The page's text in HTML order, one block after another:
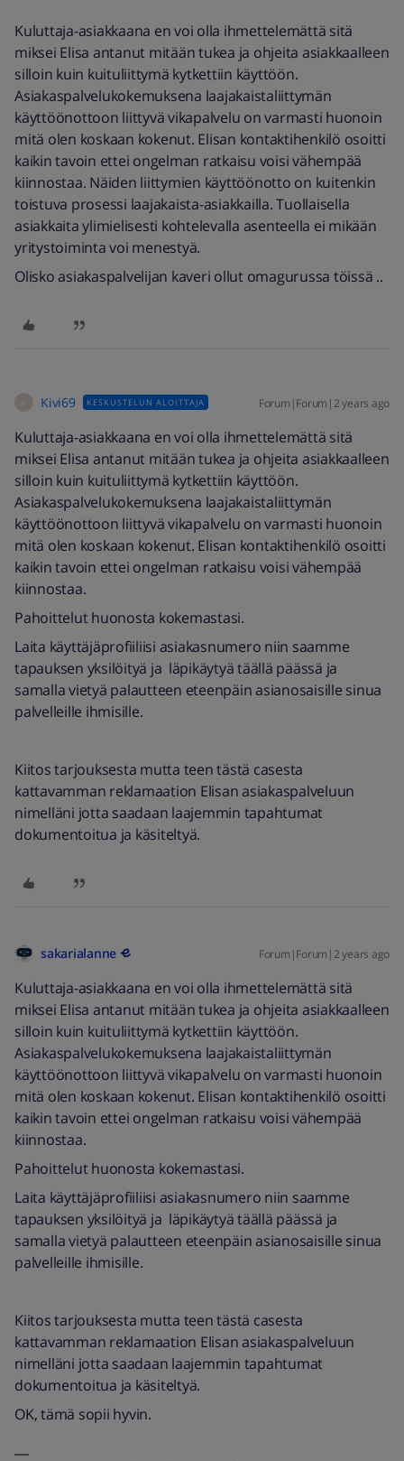
Kuluttaja-asiakkaana en voi olla ihmettelemättä sitä
miksei Elisa antanut mitään tukea ja ohjeita asiakkaalleen
silloin kuin kuituliittymä kytkettiin käyttöön.
Asiakaspalvelukokemuksena laajakaistaliittymän
käyttöönottoon liittyvä vikapalvelu on varmasti huonoin
mitä olen koskaan kokenut. Elisan kontaktihenkilö osoitti
kaikin tavoin ettei ongelman ratkaisu voisi vähempää
kiinnostaa. Näiden liittymien käyttöönotto on kuitenkin
toistuva prosessi laajakaista-asiakkailla. Tuollaisella
asiakkaita ylimielisesti kohtelevalla asenteella ei mikään
yritystoiminta voi menestyä.
Olisko asiakaspalvelijan kaveri ollut omagurussa töissä ..
Kivi69 KESKUSTELUN ALOITTAJA Forum|Forum|2 years ago
Kuluttaja-asiakkaana en voi olla ihmettelemättä sitä
miksei Elisa antanut mitään tukea ja ohjeita asiakkaalleen
silloin kuin kuituliittymä kytkettiin käyttöön.
Asiakaspalvelukokemuksena laajakaistaliittymän
käyttöönottoon liittyvä vikapalvelu on varmasti huonoin
mitä olen koskaan kokenut. Elisan kontaktihenkilö osoitti
kaikin tavoin ettei ongelman ratkaisu voisi vähempää
kiinnostaa.
Pahoittelut huonosta kokemastasi.
Laita käyttäjäprofiiliisi asiakasnumero niin saamme
tapauksen yksilöityä ja läpikäytyä täällä päässä ja
samalla vietyä palautteen eteenpäin asianosaisille sinua
palvelleille ihmisille.
Kiitos tarjouksesta mutta teen tästä casesta
kattavamman reklamaation Elisan asiakaspalveluun
nimelläni jotta saadaan laajemmin tapahtumat
dokumentoitua ja käsiteltyä.
sakarialanne Forum|Forum|2 years ago
Kuluttaja-asiakkaana en voi olla ihmettelemättä sitä
miksei Elisa antanut mitään tukea ja ohjeita asiakkaalleen
silloin kuin kuituliittymä kytkettiin käyttöön.
Asiakaspalvelukokemuksena laajakaistaliittymän
käyttöönottoon liittyvä vikapalvelu on varmasti huonoin
mitä olen koskaan kokenut. Elisan kontaktihenkilö osoitti
kaikin tavoin ettei ongelman ratkaisu voisi vähempää
kiinnostaa.
Pahoittelut huonosta kokemastasi.
Laita käyttäjäprofiiliisi asiakasnumero niin saamme
tapauksen yksilöityä ja läpikäytyä täällä päässä ja
samalla vietyä palautteen eteenpäin asianosaisille sinua
palvelleille ihmisille.
Kiitos tarjouksesta mutta teen tästä casesta
kattavamman reklamaation Elisan asiakaspalveluun
nimelläni jotta saadaan laajemmin tapahtumat
dokumentoitua ja käsiteltyä.
OK, tämä sopii hyvin.